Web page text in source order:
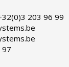
203 96 99
97